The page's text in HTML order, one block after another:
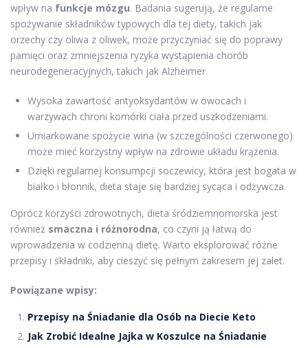
wpływ na funkcje mózgu. Badania sugerują, że regularne
spożywanie składników typowych dla tej diety, takich jak
orzechy czy oliwa z oliwek, może przyczyniać się do poprawy
pamięci oraz zmniejszenia ryzyka wystąpienia chorób
neurodegeneracyjnych, takich jak Alzheimer.
Wysoka zawartość antyoksydantów w owocach i
warzywach chroni komórki ciała przed uszkodzeniami.
Umiarkowane spożycie wina (w szczególności czerwonego)
może mieć korzystny wpływ na zdrowie układu krążenia.
Dzięki regularnej konsumpcji soczewicy, która jest bogata w
białko i błonnik, dieta staje się bardziej sycąca i odżywcza.
Oprócz korzyści zdrowotnych, dieta śródziemnomorska jest
również smaczna i różnorodna, co czyni ją łatwą do
wprowadzenia w codzienną dietę. Warto eksplorować różne
przepisy i składniki, aby cieszyć się pełnym zakresem jej zalet.
Powiązane wpisy:
Przepisy na Śniadanie dla Osób na Diecie Keto
Jak Zrobić Idealne Jajka w Koszulce na Śniadanie